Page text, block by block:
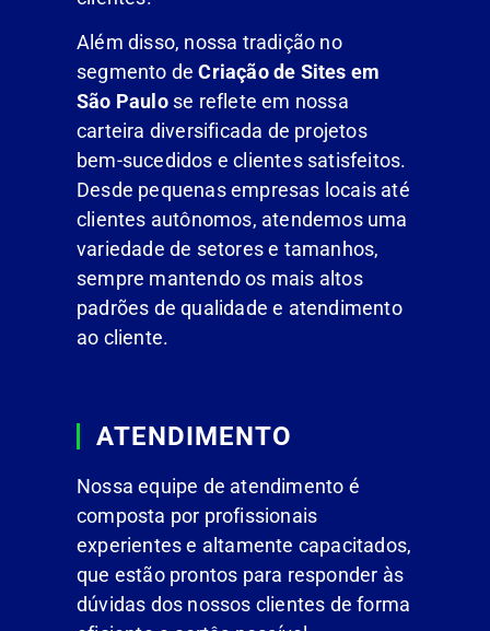
Além disso, nossa tradição no
segmento de Criação de Sites em
São Paulose reflete em nossa
carteira diversificada de projetos
bem-sucedidos e clientes satisfeitos.
Desde pequenas empresas locais até
clientes autônomos, atendemos uma
variedade de setores e tamanhos,
sempre mantendo os mais altos
padrões de qualidade e atendimento
ao cliente.
ATENDIMENTO
Nossa equipe de atendimento é
composta por profissionais
experientes e altamente capacitados,
que estão prontos para responder às
dúvidas dos nossos clientes de forma